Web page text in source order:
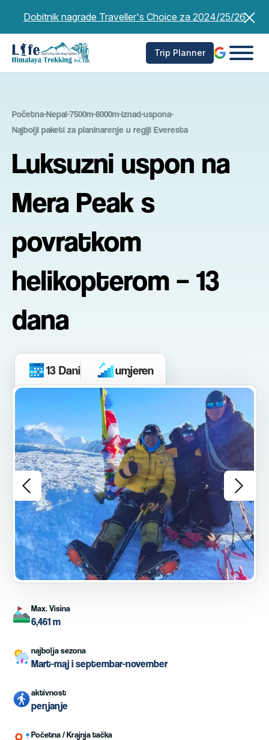
Dobitnik nagrade Traveller's Choice za 2024/25/26
Trip Planner
Početna-Nepal-7500m-8000m-iznad-uspona-
Najbolji paketi za planinarenje u regiji Everesta
Luksuzni uspon na
Mera Peak s
povratkom
helikopterom – 13
dana
13 Dani umjeren
Max. Visina
6,461 m
najbolja sezona
Mart-maj i septembar-november
aktivnost
penjanje
Početna / Krajnja tačka